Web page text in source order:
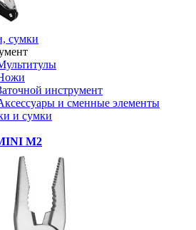
сумки
инструмент
и сменные элементы
и сумки
M2